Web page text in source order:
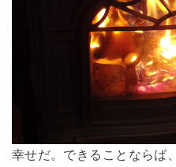
幸せだ。できることならば